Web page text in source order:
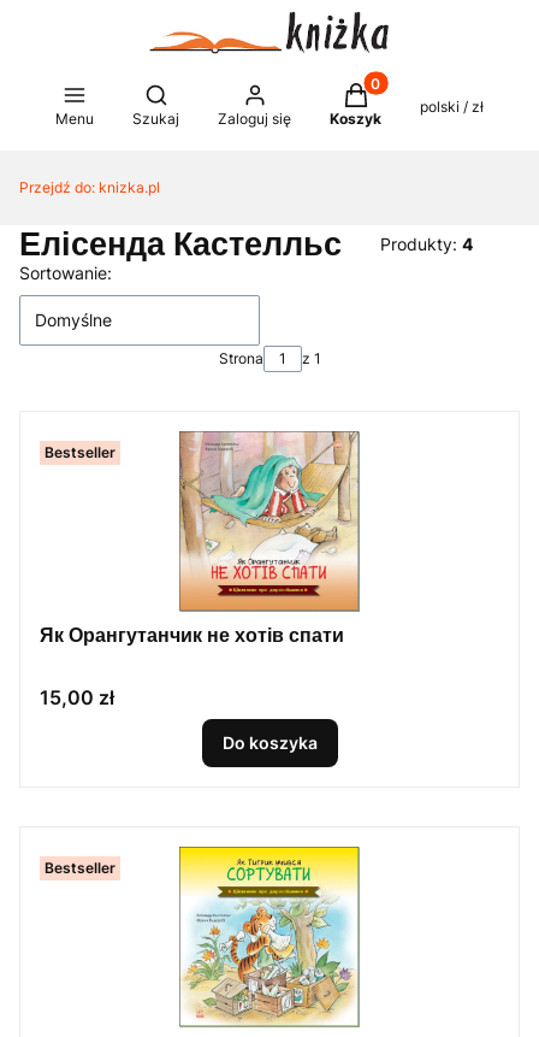
Menu
Otwórz wyszukiwarkę
Szukaj Zaloguj się
Produkty w koszyku:
Koszyk
polski / zł
Przejdź do: knizka.pl
Елісенда Кастелльс Produkty: 4
Lista produktów
Sortowanie:
Domyślne
Strona z 1
Bestseller
Як Орангутанчик не хотів спати
Cena
15,00 zł
Do koszyka
Bestseller